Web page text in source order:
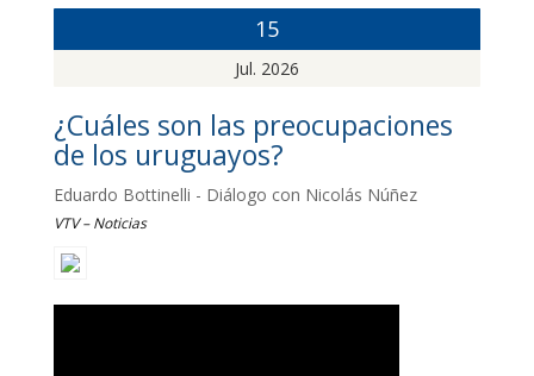
15
Jul. 2026
¿Cuáles son las preocupaciones
de los uruguayos?
Eduardo Bottinelli - Diálogo con Nicolás Núñez
VTV – Noticias